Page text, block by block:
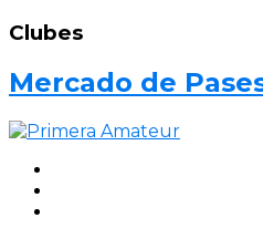
Clubes
Mercado de